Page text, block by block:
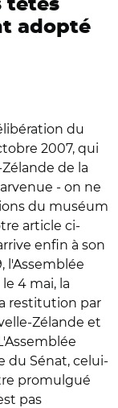
têtes
adopté
du
2007, qui
de la
- on ne
du muséum
article ci-
enfin à son
l'Assemblée
4 mai, la
restitution par
Zélande et
du Sénat, celui-
promulgué
pas